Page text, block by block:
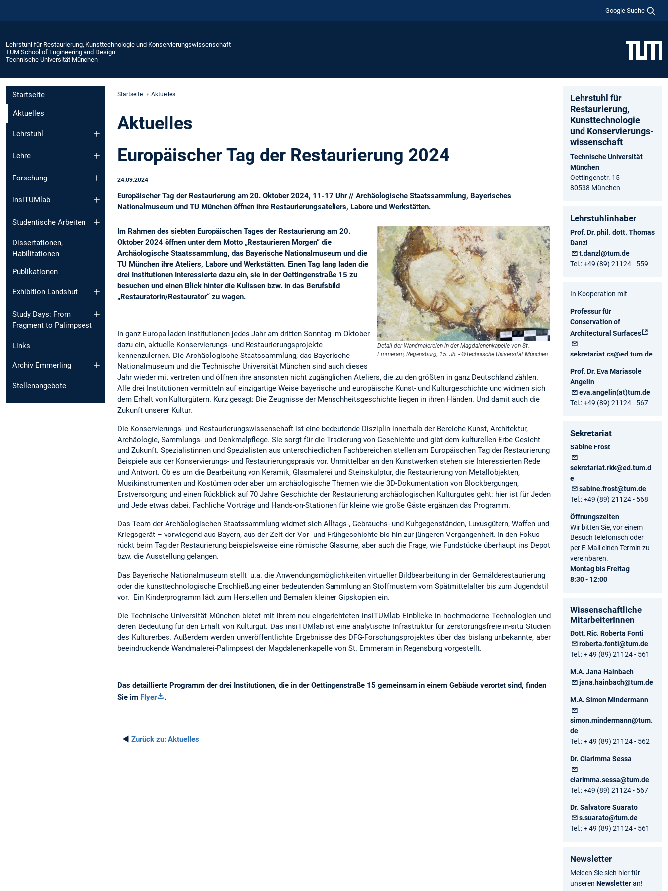
Google Suche
Lehrstuhl für Restaurierung, Kunsttechnologie und Konservierungswissenschaft
TUM School of Engineering and Design
Technische Universität München
Startseite
Aktuelles
Lehrstuhl
Lehre
Forschung
insiTUMlab
Studentische Arbeiten
Dissertationen,
Habilitationen
Publikationen
Exhibition Landshut
Study Days: From
Fragment to Palimpsest
Links
Archiv Emmerling
Stellenangebote
Startseite Aktuelles
Aktuelles
Europäischer Tag der Restaurierung 2024
24.09.2024
Europäischer Tag der Restaurierung am 20. Oktober 2024, 11-17 Uhr // Archäologische Staatssammlung, Bayerisches
Nationalmuseum und TU München öffnen ihre Restaurierungsateliers, Labore und Werkstätten.
Detail der Wandmalereien in der Magdalenenkapelle von St.
Emmeram, Regensburg, 15. Jh. - ©Technische Universität München
Im Rahmen des siebten Europäischen Tages der Restaurierung am 20.
Oktober 2024 öffnen unter dem Motto „Restaurieren Morgen“ die
Archäologische Staatssammlung, das Bayerische Nationalmuseum und die
TU München ihre Ateliers, Labore und Werkstätten. Einen Tag lang laden die
drei Institutionen Interessierte dazu ein, sie in der Oettingenstraße 15 zu
besuchen und einen Blick hinter die Kulissen bzw. in das Berufsbild
„Restauratorin/Restaurator“ zu wagen.
In ganz Europa laden Institutionen jedes Jahr am dritten Sonntag im Oktober
dazu ein, aktuelle Konservierungs- und Restaurierungsprojekte
kennenzulernen. Die Archäologische Staatssammlung, das Bayerische
Nationalmuseum und die Technische Universität München sind auch dieses
Jahr wieder mit vertreten und öffnen ihre ansonsten nicht zugänglichen Ateliers, die zu den größten in ganz Deutschland zählen.
Alle drei Institutionen vermitteln auf einzigartige Weise bayerische und europäische Kunst- und Kulturgeschichte und widmen sich
dem Erhalt von Kulturgütern. Kurz gesagt: Die Zeugnisse der Menschheitsgeschichte liegen in ihren Händen. Und damit auch die
Zukunft unserer Kultur.
Die Konservierungs- und Restaurierungswissenschaft ist eine bedeutende Disziplin innerhalb der Bereiche Kunst, Architektur,
Archäologie, Sammlungs- und Denkmalpflege. Sie sorgt für die Tradierung von Geschichte und gibt dem kulturellen Erbe Gesicht
und Zukunft. Spezialistinnen und Spezialisten aus unterschiedlichen Fachbereichen stellen am Europäischen Tag der Restaurierung
Beispiele aus der Konservierungs- und Restaurierungspraxis vor. Unmittelbar an den Kunstwerken stehen sie Interessierten Rede
und Antwort. Ob es um die Bearbeitung von Keramik, Glasmalerei und Steinskulptur, die Restaurierung von Metallobjekten,
Musikinstrumenten und Kostümen oder aber um archäologische Themen wie die 3D-Dokumentation von Blockbergungen,
Erstversorgung und einen Rückblick auf 70 Jahre Geschichte der Restaurierung archäologischen Kulturgutes geht: hier ist für Jeden
und Jede etwas dabei. Fachliche Vorträge und Hands-on-Stationen für kleine wie große Gäste ergänzen das Programm.
Das Team der Archäologischen Staatssammlung widmet sich Alltags-, Gebrauchs- und Kultgegenständen, Luxusgütern, Waffen und
Kriegsgerät – vorwiegend aus Bayern, aus der Zeit der Vor- und Frühgeschichte bis hin zur jüngeren Vergangenheit. In den Fokus
rückt beim Tag der Restaurierung beispielsweise eine römische Glasurne, aber auch die Frage, wie Fundstücke überhaupt ins Depot
bzw. die Ausstellung gelangen.
Das Bayerische Nationalmuseum stellt u.a. die Anwendungsmöglichkeiten virtueller Bildbearbeitung in der Gemälderestaurierung
oder die kunsttechnologische Erschließung einer bedeutenden Sammlung an Stoffmustern vom Spätmittelalter bis zum Jugendstil
vor. Ein Kinderprogramm lädt zum Herstellen und Bemalen kleiner Gipskopien ein.
Die Technische Universität München bietet mit ihrem neu eingerichteten insiTUMlab Einblicke in hochmoderne Technologien und
deren Bedeutung für den Erhalt von Kulturgut. Das insiTUMlab ist eine analytische Infrastruktur für zerstörungsfreie in-situ Studien
des Kulturerbes. Außerdem werden unveröffentlichte Ergebnisse des DFG-Forschungsprojektes über das bislang unbekannte, aber
beeindruckende Wandmalerei-Palimpsest der Magdalenenkapelle von St. Emmeram in Regensburg vorgestellt.
Das detaillierte Programm der drei Institutionen, die in der Oettingenstraße 15 gemeinsam in einem Gebäude verortet sind, finden
Sie im Flyer .
◄ Zurück zu: Aktuelles
Lehrstuhl für
Restaurierung,
Kunsttechnologie
und Konservierungs­
wissenschaft
Technische Universität
München
Oettingenstr. 15
80538 München
Lehrstuhlinhaber
Prof. Dr. phil. dott. Thomas
Danzl
t.danzl@tum.de
Tel.: +49 (89) 21124 - 559
In Kooperation mit
Professur für
Conservation of
Architectural Surfaces
sekretariat.cs@ed.tum.de
Prof. Dr. Eva Mariasole
Angelin
eva.angelin(at)tum.de
Tel.: +49 (89) 21124 - 567
Sekretariat
Sabine Frost
sekretariat.rkk@ed.tum.d
e
sabine.frost@tum.de
Tel.: +49 (89) 21124 - 568
Öffnungszeiten
Wir bitten Sie, vor einem
Besuch telefonisch oder
per E-Mail einen Termin zu
vereinbaren.
Montag bis Freitag
8:30 - 12:00
Wissenschaftliche
MitarbeiterInnen
Dott. Ric. Roberta Fonti
roberta.fonti@tum.de
Tel.: + 49 (89) 21124 - 561
M.A. Jana Hainbach
jana.hainbach@tum.de
M.A. Simon Mindermann
simon.mindermann@tum.
de
Tel.: + 49 (89) 21124 - 562
Dr. Clarimma Sessa
clarimma.sessa@tum.de
Tel.: +49 (89) 21124 - 567
Dr. Salvatore Suarato
s.suarato@tum.de
Tel.: + 49 (89) 21124 - 561
Newsletter
Melden Sie sich hier für
unseren Newsletteran!